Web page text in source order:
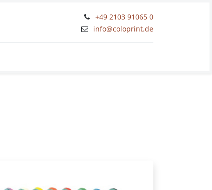
+49 2103 91065 0
​info@coloprint.de